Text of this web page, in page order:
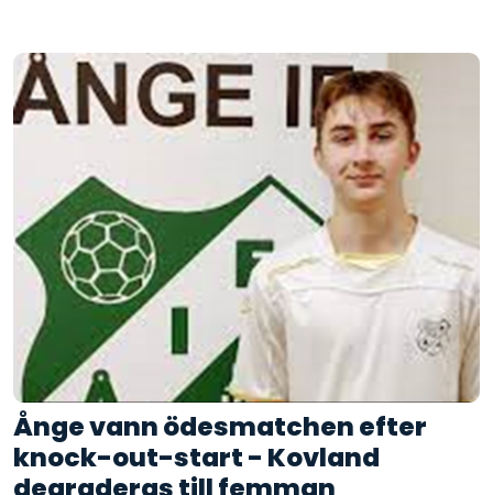
Ånge vann ödesmatchen efter
knock-out-start - Kovland
degraderas till femman